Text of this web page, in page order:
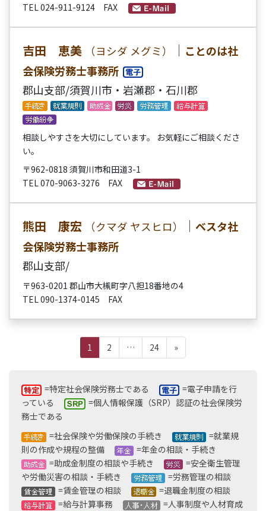
TEL 024-911-9124 FAX
吉田 恵美 （ヨシダ メグミ） ｜ ことのは社
会保険労務士事務所
郡山支部/須賀川市・岩瀬郡・石川郡
相談しやすさを大切にしています。 お気軽にご相談くださ
い。
〒962-0818 須賀川市和田道3-1
TEL 070-9063-3276 FAX
熊田 康宏 （クマダ ヤスヒロ） ｜ ベスタ社
会保険労務士事務所
郡山支部/
〒963-0201 郡山市大槻町字八担18番地の4
TEL 090-1374-0145 FAX
の
ペ
ー
ジ
送
り
固
定
ー
ジ
1
固
定
ー
ジ
2 …
固
定
ジ
24 »
=特定社会保険労務士である
=電子申請を行
っている
=個人情報保護（SRP）認証の社会保険労
務士である
=社会保険や労働保険の手続き
=就業規
則の作成や規程の整備
=年金の相談・手続き
=助成金制度の相談や手続き
=安全衛生管理
や労働災害の相談・手続き
=労務管理の相談
=賃金管理の相談
=退職金制度の相談
=給与計算事務
=人事制度や人材育成